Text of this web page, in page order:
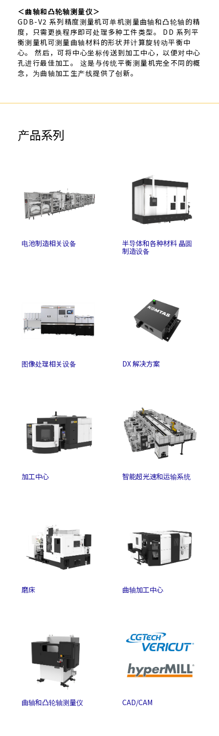
＜曲轴和凸轮轴测量仪＞
GDB-V2 系列精度测量机可单机测量曲轴和凸轮轴的精
度，只需更换程序即可处理多种工件类型。 DD 系列平
衡测量机可测量曲轴材料的形状并计算旋转动平衡中
心。 然后，可将中心坐标传送到加工中心，以便对中心
孔进行最佳加工。 这是与传统平衡测量机完全不同的概
念，为曲轴加工生产线提供了创新。
产品系列
电池制造相关设备
半导体和各种材料 晶圆
制造设备
图像处理相关设备 DX 解决方案
加工中心 智能超光速和运输系统
磨床 曲轴加工中心
曲轴和凸轮轴测量仪 CAD/CAM